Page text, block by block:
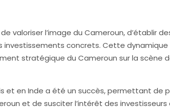
valoriser l’image du Cameroun, d’établir
investissements concrets. Cette dynamique
stratégique du Cameroun sur la scène
et en Inde a été un succès, permettant de
et de susciter l’intérêt des investisseurs